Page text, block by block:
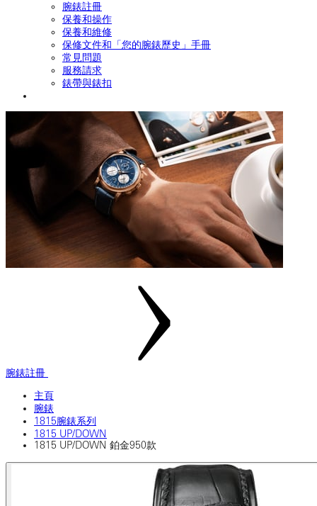
腕錶註冊
保養和操作
保養和維修
保修文件和「您的腕錶歷史」手冊
常見問題
服務請求
錶帶與錶扣
腕錶註冊
主頁
腕錶
1815腕錶系列
1815 UP/DOWN
1815 UP/DOWN 鉑金950款